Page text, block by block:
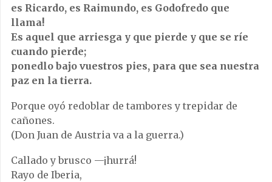
es Ricardo, es Raimundo, es Godofredo que
llama!
Es aquel que arriesga y que pierde y que se ríe
cuando pierde;
ponedlo bajo vuestros pies, para que sea nuestra
paz en la tierra.
Porque oyó redoblar de tambores y trepidar de
cañones.
(Don Juan de Austria va a la guerra.)
Callado y brusco —¡hurrá!
Rayo de Iberia,